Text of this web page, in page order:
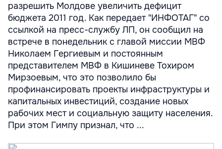
разрешить Молдове увеличить дефицит
бюджета 2011 год. Как передает "ИНФОТАГ" со
ссылкой на пресс-службу ЛП, он сообщил на
встрече в понедельник с главой миссии МВФ
Николаем Гергиевым и постоянным
представителем МВФ в Кишиневе Тохиром
Мирзоевым, что это позволило бы
профинансировать проекты инфраструктуры и
капитальных инвестиций, создание новых
рабочих мест и социальную защиту населения.
При этом Гимпу признал, что ...